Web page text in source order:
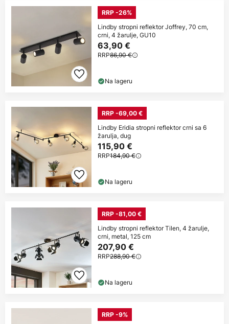
RRP -26%
Lindby stropni reflektor Joffrey, 70 cm,
crni, 4 žarulje, GU10
63,90 €
RRP86,90 €
Na lageru
RRP -69,00 €
Lindby Eridia stropni reflektor crni sa 6
žarulja, dug
115,90 €
RRP184,90 €
Na lageru
RRP -81,00 €
Lindby stropni reflektor Tilen, 4 žarulje,
crni, metal, 125 cm
207,90 €
RRP288,90 €
Na lageru
RRP -9%